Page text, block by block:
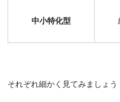
中小特化型
それぞれ細かく見てみましょう